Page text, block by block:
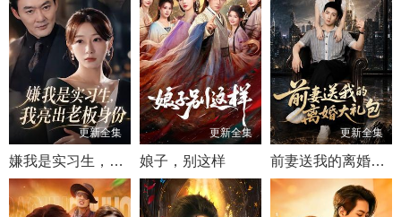
更新全集
嫌我是实习生，我亮出老板身份
更新全集
娘子，别这样
更新全集
前妻送我的离婚大礼包